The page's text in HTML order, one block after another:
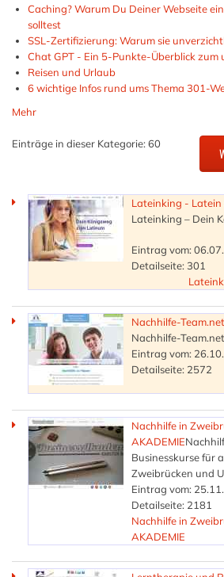
Caching? Warum Du Deiner Webseite
solltest
SSL-Zertifizierung: Warum sie
Chat GPT - Ein 5-Punkte-Überblick
Reisen und Urlaub
6 wichtige Infos rund ums Thema 301-
Mehr
Einträge in dieser Kategorie: 60
Lateinking - Latein
Lateinking – Dein
Eintrag vom:
Detailseite: 301
Nachhilfe-Team.net
Nachhilfe-
Eintrag vom:
Detailseite: 2572
Nachhilfe in
AKADEMIE
Businesskurse für
Zweibrücken und
Eintrag vom:
Detailseite: 2181
Nachhilfe in
AKADEMIE